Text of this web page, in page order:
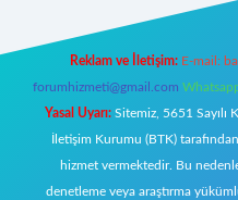
Reklam ve İletişim: E-mail:
forumhizmeti@gmail.com
Yasal Uyarı: Sitemiz, 5651 Sayılı
İletişim Kurumu (BTK)
hizmet vermektedir. Bu
denetleme veya araştırma